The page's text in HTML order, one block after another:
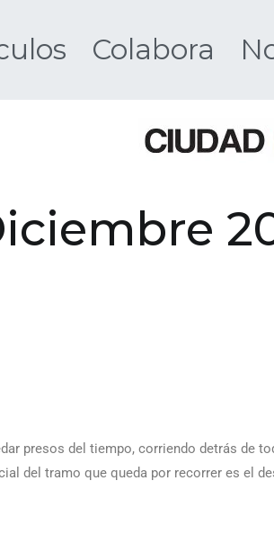
Colabora
presos del tiempo, corriendo detrás de
del tramo que queda por recorrer es el